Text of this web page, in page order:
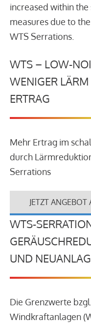
increased within
measures due to
WTS Serrations.
WTS – LOW-
WENIGER
ERTRAG
Mehr Ertrag im
durch
Serrations
JETZT ANGEBOT
WTS-
UND
Die Grenzwerte
Windkraftanlagen